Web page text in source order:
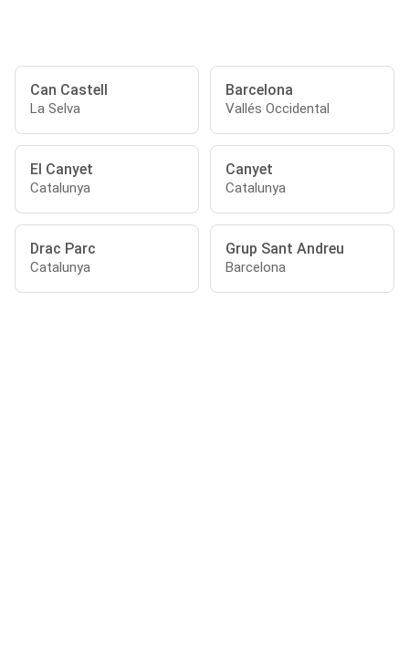
Can Castell
La Selva
Barcelona
Vallés Occidental
El Canyet
Catalunya
Canyet
Catalunya
Drac Parc
Catalunya
Grup Sant Andreu
Barcelona